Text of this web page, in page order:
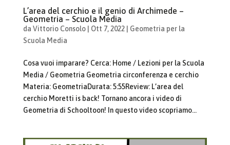
L’area del cerchio e il genio di Archimede –
Geometria – Scuola Media
da Vittorio Consolo| Ott 7, 2022| Geometria per la
Scuola Media
Cosa vuoi imparare? Cerca: Home / Lezioni per la Scuola
Media / Geometria Geometria circonferenza e cerchio
Materia: GeometriaDurata: 5:55Review: L’area del
cerchio Moretti is back! Tornano ancora i video di
Geometria di Schooltoon! In questo video scopriamo...